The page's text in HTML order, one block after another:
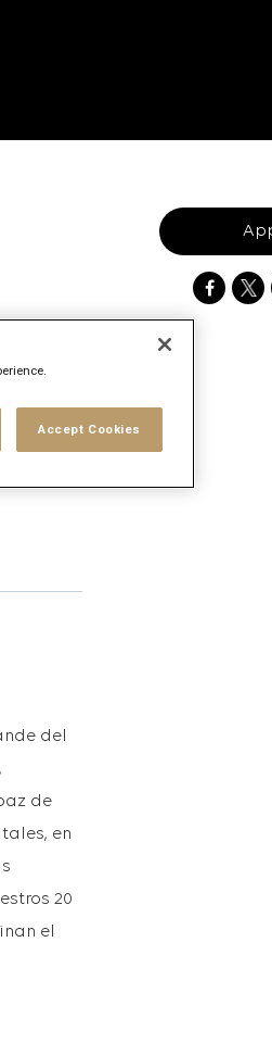
del
de
en
20
el
Accept Cookies